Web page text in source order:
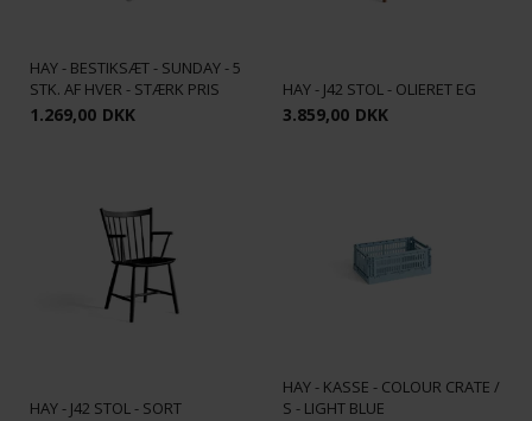
HAY - BESTIKSÆT - SUNDAY - 5
STK. AF HVER - STÆRK PRIS
1.269,00 DKK
HAY - J42 STOL - OLIERET EG
3.859,00 DKK
HAY - J42 STOL - SORT
HAY - KASSE - COLOUR CRATE /
S - LIGHT BLUE